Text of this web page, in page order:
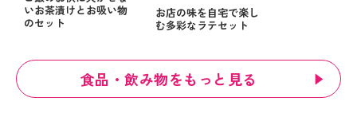
いお茶漬けとお吸い物
のセット
お店の味を自宅で楽し
む多彩なラテセット
食品・飲み物をもっと見る